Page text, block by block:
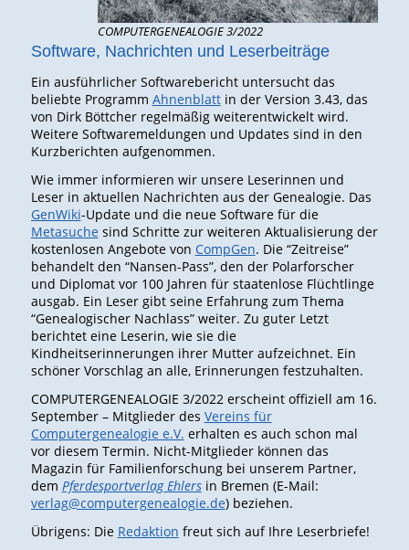
COMPUTERGENEALOGIE 3/2022
Software, Nachrichten und Leserbeiträge
Ein ausführlicher Softwarebericht untersucht das
beliebte Programm Ahnenblattin der Version 3.43, das
von Dirk Böttcher regelmäßig weiterentwickelt wird.
Weitere Softwaremeldungen und Updates sind in den
Kurzberichten aufgenommen.
Wie immer informieren wir unsere Leserinnen und
Leser in aktuellen Nachrichten aus der Genealogie. Das
GenWiki-Update und die neue Software für die
Metasuche sind Schritte zur weiteren Aktualisierung der
kostenlosen Angebote von CompGen. Die “Zeitreise”
behandelt den “Nansen-Pass”, den der Polarforscher
und Diplomat vor 100 Jahren für staatenlose Flüchtlinge
ausgab. Ein Leser gibt seine Erfahrung zum Thema
“Genealogischer Nachlass” weiter. Zu guter Letzt
berichtet eine Leserin, wie sie die
Kindheitserinnerungen ihrer Mutter aufzeichnet. Ein
schöner Vorschlag an alle, Erinnerungen festzuhalten.
COMPUTERGENEALOGIE 3/2022 erscheint offiziell am 16.
September – Mitglieder des Vereins für
Computergenealogie e.V. erhalten es auch schon mal
vor diesem Termin. Nicht-Mitglieder können das
Magazin für Familienforschung bei unserem Partner,
dem Pferdesportverlag Ehlersin Bremen (E-Mail:
verlag@computergenealogie.de) beziehen.
Übrigens: Die Redaktion freut sich auf Ihre Leserbriefe!